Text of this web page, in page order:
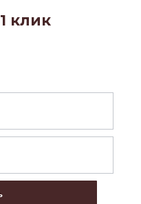
клик